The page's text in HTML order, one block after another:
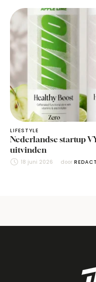
LIFESTYLE
Nederlandse startup
uitvinden
18 juni 2026 door